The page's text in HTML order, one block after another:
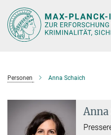
Hauptinhalt
Personen Anna Schaich
Anna